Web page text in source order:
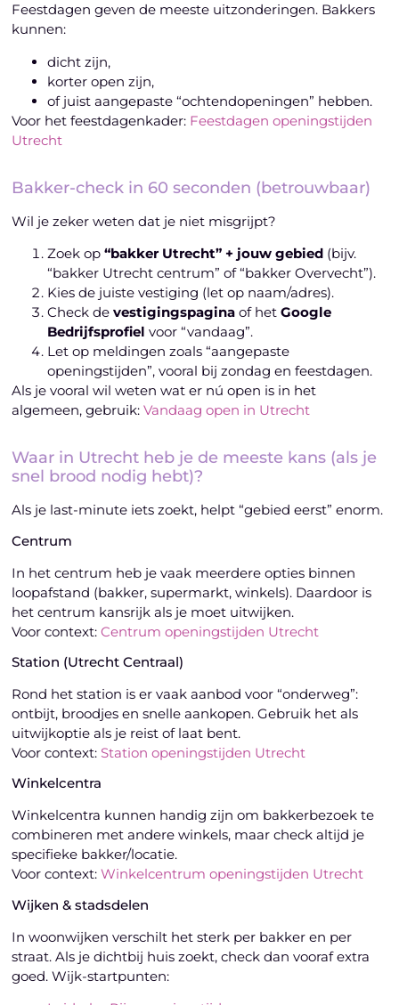
Feestdagen geven de meeste uitzonderingen. Bakkers
kunnen:
dicht zijn,
korter open zijn,
of juist aangepaste “ochtendopeningen” hebben.
Voor het feestdagenkader: Feestdagen openingstijden
Utrecht
Bakker-check in 60 seconden (betrouwbaar)
Wil je zeker weten dat je niet misgrijpt?
Zoek op“bakker Utrecht” + jouw gebied (bijv.
“bakker Utrecht centrum” of “bakker Overvecht”).
Kies de juiste vestiging (let op naam/adres).
Check devestigingspagina of hetGoogle
Bedrijfsprofiel voor “vandaag”.
Let op meldingen zoals “aangepaste
openingstijden”, vooral bij zondag en feestdagen.
Als je vooral wil weten wat er nú open is in het
algemeen, gebruik:Vandaag open in Utrecht
Waar in Utrecht heb je de meeste kans (als je
snel brood nodig hebt)?
Als je last-minute iets zoekt, helpt “gebied eerst” enorm.
Centrum
In het centrum heb je vaak meerdere opties binnen
loopafstand (bakker, supermarkt, winkels). Daardoor is
het centrum kansrijk als je moet uitwijken.
Voor context:Centrum openingstijden Utrecht
Station (Utrecht Centraal)
Rond het station is er vaak aanbod voor “onderweg”:
ontbijt, broodjes en snelle aankopen. Gebruik het als
uitwijkoptie als je reist of laat bent.
Voor context: Station openingstijden Utrecht
Winkelcentra
Winkelcentra kunnen handig zijn om bakkerbezoek te
combineren met andere winkels, maar check altijd je
specifieke bakker/locatie.
Voor context:Winkelcentrum openingstijden Utrecht
Wijken & stadsdelen
In woonwijken verschilt het sterk per bakker en per
straat. Als je dichtbij huis zoekt, check dan vooraf extra
goed. Wijk-startpunten: